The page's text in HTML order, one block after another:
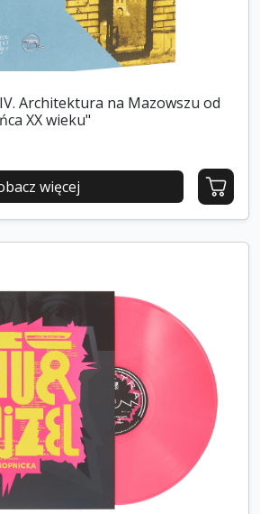
Architektura na Mazowszu od
XX wieku"
więcej